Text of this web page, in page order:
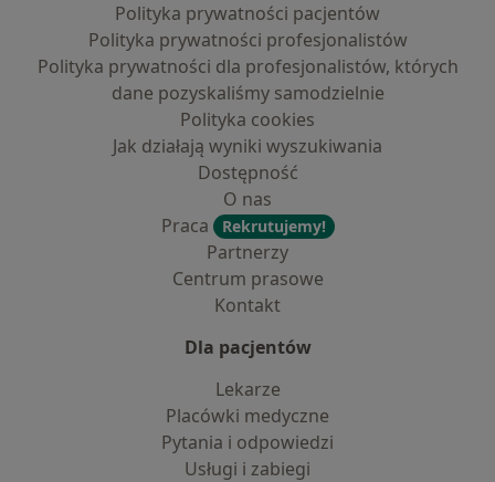
Polityka prywatności pacjentów
Polityka prywatności profesjonalistów
Polityka prywatności dla profesjonalistów, których
dane pozyskaliśmy samodzielnie
Polityka cookies
Jak działają wyniki wyszukiwania
Dostępność
O nas
Praca
Rekrutujemy!
Partnerzy
Centrum prasowe
Kontakt
Dla pacjentów
Lekarze
Placówki medyczne
Pytania i odpowiedzi
Usługi i zabiegi